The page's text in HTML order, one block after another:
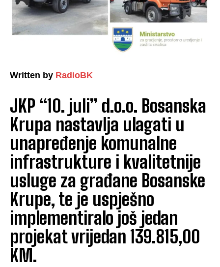
Written by RadioBK
JKP “10. juli” d.o.o. Bosanska
Krupa nastavlja ulagati u
unapređenje komunalne
infrastrukture i kvalitetnije
usluge za građane Bosanske
Krupe, te je uspješno
implementiralo još jedan
projekat vrijedan 139.815,00
KM.